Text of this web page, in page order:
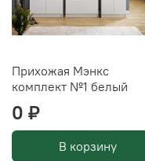
Прихожая Мэнкс
комплект №1 белый
0 ₽
В корзину